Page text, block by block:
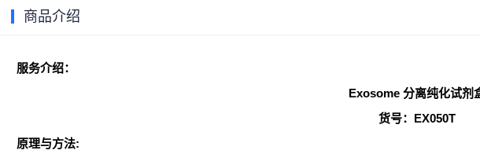
商品介绍
服务介绍：
Exosome 分离纯化试剂
货号：EX050T
原理与方法: